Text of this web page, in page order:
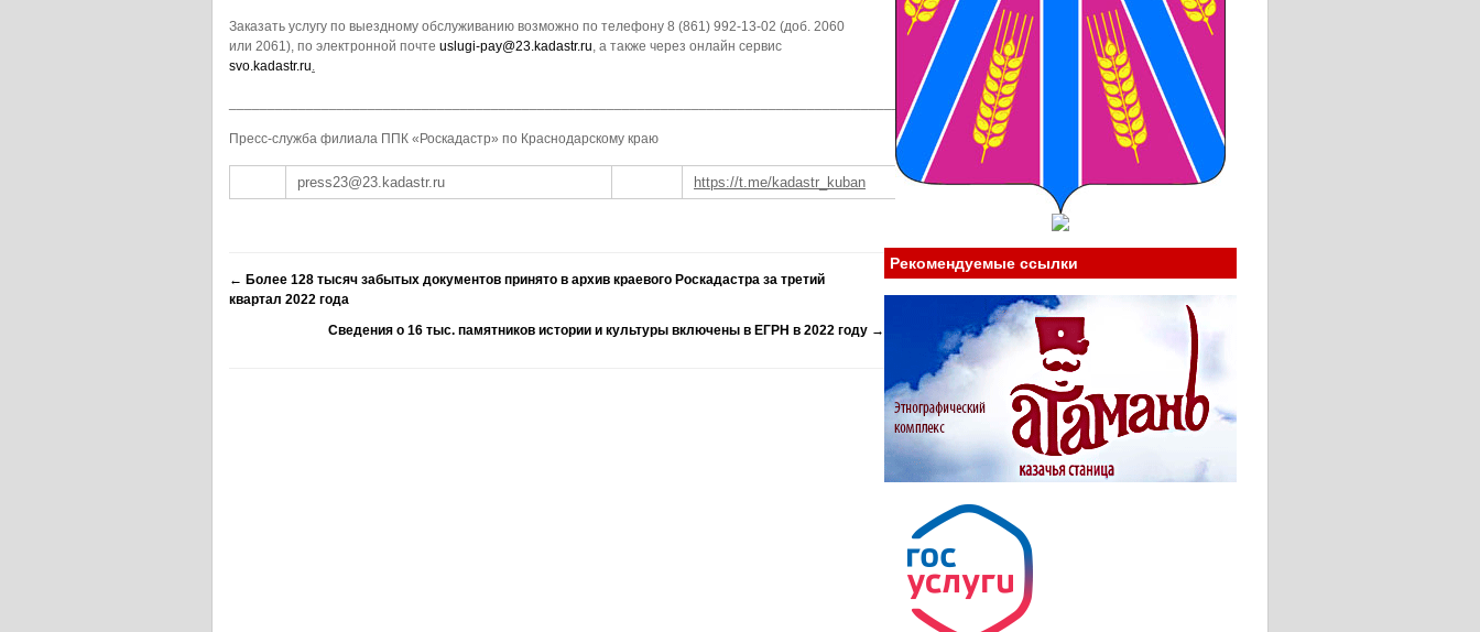
Заказать услугу по выездному обслуживанию возможно по телефону 8 (861) 992-13-02 (доб. 2060
или 2061), по электронной почте uslugi-pay@23.kadastr.ru, а также через онлайн сервис
svo.kadastr.ru.
______________________________________________________________________________________________________
Пресс-служба филиала ППК «Роскадастр» по Краснодарскому краю
press23@23.kadastr.ru https://t.me/kadastr_kuban
← Более 128 тысяч забытых документов принято в архив краевого Роскадастра за третий
квартал 2022 года
Сведения о 16 тыс. памятников истории и культуры включены в ЕГРН в 2022 году →
Рекомендуемые ссылки